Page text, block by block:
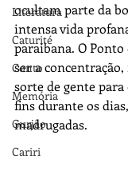
Literatura
Caturité
Conto
Memória
Gurjão
Cariri
ocultam parte da
intensa vida
paraibana. O Ponto
ser a
sorte de gente
fins durante os
madrugadas.